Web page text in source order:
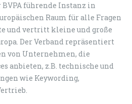
führende Instanz in
Raum für alle Fragen
und vertritt kleine und große
Der Verband repräsentiert
von Unternehmen, die
anbieten, z.B. technische und
wie Keywording,